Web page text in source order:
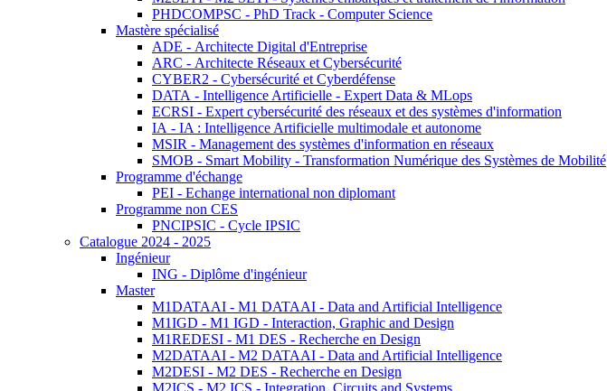
PHDCOMPSC - PhD Track - Computer Science
Mastère spécialisé
ADE - Architecte Digital d'Entreprise
ARC - Architecte Réseaux et Cybersécurité
CYBER2 - Cybersécurité et Cyberdéfense
DATA - Intelligence Artificielle - Expert Data & MLops
ECRSI - Expert cybersécurité des réseaux et des systèmes d'information
IA - IA : Intelligence Artificielle multimodale et autonome
MSIR - Management des systèmes d'information en réseaux
SMOB - Smart Mobility - Transformation Numérique des Systèmes de Mobilité
Programme d'échange
PEI - Echange international non diplomant
Programme non CES
PNCIPSIC - Cycle IPSIC
Catalogue 2024 - 2025
Ingénieur
ING - Diplôme d'ingénieur
Master
M1DATAAI - M1 DATAAI - Data and Artificial Intelligence
M1IGD - M1 IGD - Interaction, Graphic and Design
M1REDESI - M1 DES - Recherche en Design
M2DATAAI - M2 DATAAI - Data and Artificial Intelligence
M2DESI - M2 DES - Recherche en Design
M2ICS - M2 ICS - Integration, Circuits and Systems